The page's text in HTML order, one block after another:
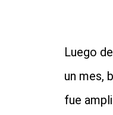
Luego
un mes,
fue